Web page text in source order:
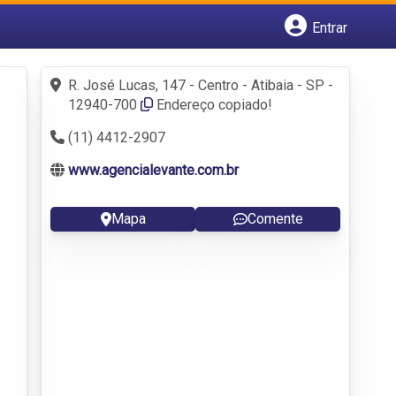
Entrar
Fazer login
Criar conta
R. José Lucas, 147 - Centro - Atibaia - SP -
12940-700
Endereço copiado!
(11) 4412-2907
www.agencialevante.com.br
Mapa Comente